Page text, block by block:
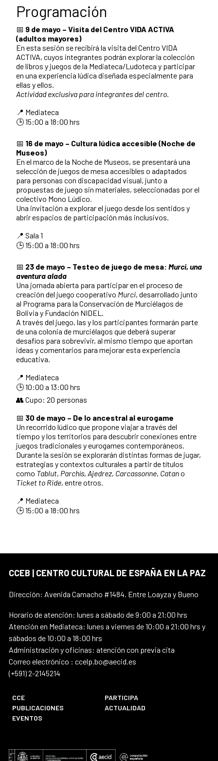
Programación
📅 9 de mayo – Visita del Centro VIDA ACTIVA
(adultos mayores)
En esta sesión se recibirá la visita del Centro VIDA
ACTIVA, cuyos integrantes podrán explorar la colección
de libros y juegos de la Mediateca/Ludoteca y participar
en una experiencia lúdica diseñada especialmente para
ellas y ellos.
Actividad exclusiva para integrantes del centro.
📍 Mediateca
🕒 15:00 a 18:00 hrs
📅 16 de mayo – Cultura lúdica accesible (Noche de
Museos)
En el marco de la Noche de Museos, se presentará una
selección de juegos de mesa accesibles o adaptados
para personas con discapacidad visual, junto a
propuestas de juego sin materiales, seleccionadas por el
colectivo Mono Lúdico.
Una invitación a explorar el juego desde los sentidos y
abrir espacios de participación más inclusivos.
📍 Sala 1
🕒 15:00 a 18:00 hrs
📅 23 de mayo – Testeo de juego de mesa: Murci, una
aventura alada
Una jornada abierta para participar en el proceso de
creación del juego cooperativo Murci, desarrollado junto
al Programa para la Conservación de Murciélagos de
Bolivia y Fundación NIDEL.
A través del juego, las y los participantes formarán parte
de una colonia de murciélagos que deberá superar
desafíos para sobrevivir, al mismo tiempo que aportan
ideas y comentarios para mejorar esta experiencia
educativa.
📍 Mediateca
🕒 10:00 a 13:00 hrs
👥 Cupo: 20 personas
📅 30 de mayo – De lo ancestral al eurogame
Un recorrido lúdico que propone viajar a través del
tiempo y los territorios para descubrir conexiones entre
juegos tradicionales y eurogames contemporáneos.
Durante la sesión se explorarán distintas formas de jugar,
estrategias y contextos culturales a partir de títulos
como Tablut, Parchís, Ajedrez, Carcassonne, Catano
Ticket to Ride, entre otros.
📍 Mediateca
🕒 15:00 a 18:00 hrs
CCEB | CENTRO CULTURAL DE ESPAÑA EN LA PAZ
Dirección: Avenida Camacho #1484. Entre Loayza y Bueno
Horario de atención: lunes a sábado de 9:00 a 21:00 hrs
Atención en Mediateca: lunes a viernes de 10:00 a 21:00 hrs y
sábados de 10:00 a 18:00 hrs
Administración y oficinas: atención con previa cita
Correo electrónico : ccelp.bo@aecid.es
(+591) 2-2145214
CCE
PARTICIPA
PUBLICACIONES
ACTUALIDAD
EVENTOS